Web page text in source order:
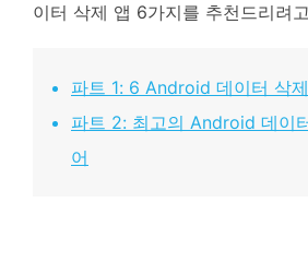
이터 삭제 앱 6가지를 추천드리려
파트 1: 6 Android 데이터 삭
파트 2: 최고의 Android 데이
어